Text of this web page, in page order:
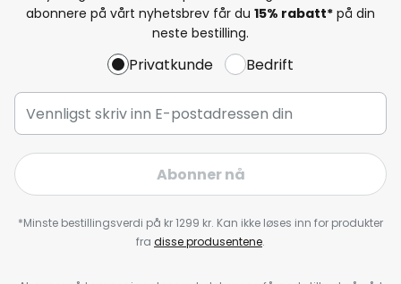
abonnere på vårt nyhetsbrev får du 15% rabatt* på din
neste bestilling.
Privatkunde Bedrift
Abonner nå
*Minste bestillingsverdi på kr 1299 kr. Kan ikke løses inn for produkter
fra disse produsentene.